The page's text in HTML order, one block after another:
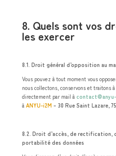
8. Quels sont vos
les exercer
8.1. Droit général d’opposition au
Vous pouvez à tout moment vous
nous collectons, conservons et traitons
directement par mail à
àANYU-i2M– 30 Rue Saint Lazare,
8.2. Droit d’accès, de rectification,
portabilité des données